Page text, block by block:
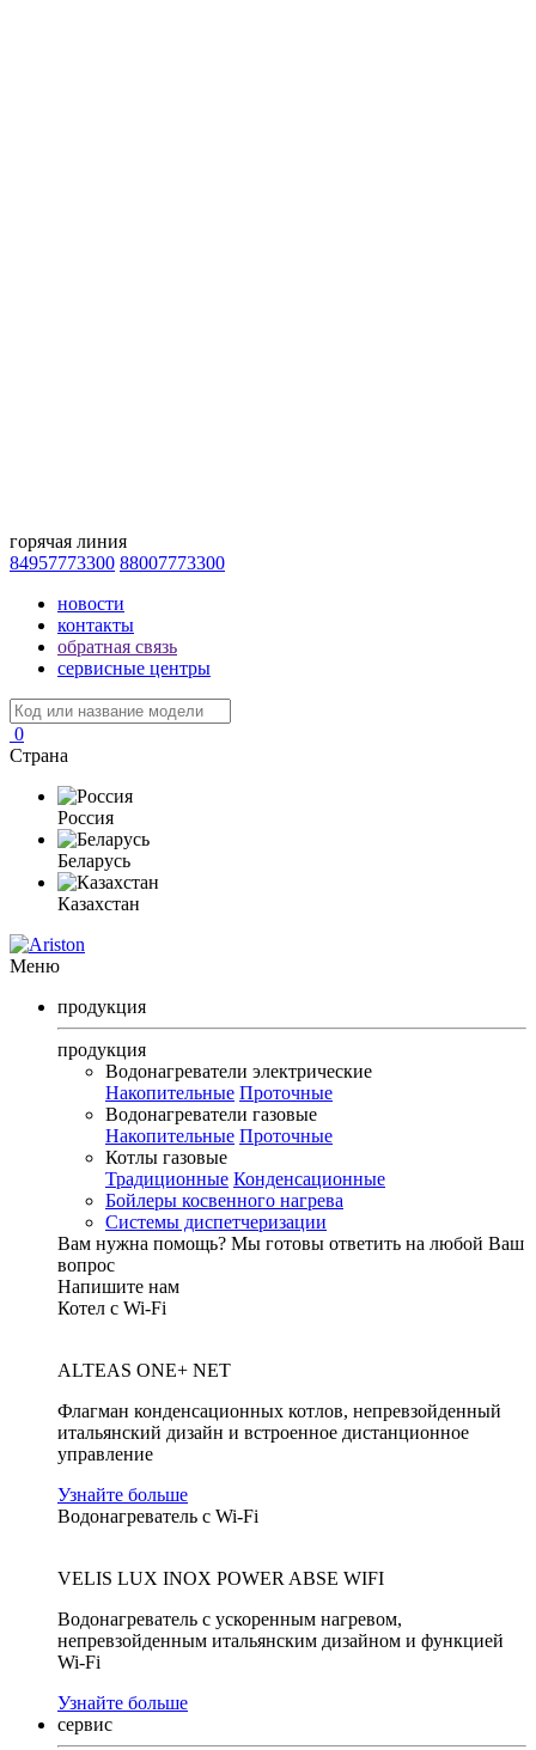
горячая линия
84957773300 88007773300
новости
контакты
обратная связь
сервисные центры
0
Страна
Россия
Беларусь
Казахстан
Меню
продукция
продукция
Водонагреватели электрические
Накопительные Проточные
Водонагреватели газовые
Накопительные Проточные
Котлы газовые
Традиционные Конденсационные
Бойлеры косвенного нагрева
Системы диспетчеризации
Вам нужна помощь? Мы готовы ответить на любой Ваш
вопрос
Напишите нам
Котел с Wi-Fi
ALTEAS ONE+ NET
Флагман конденсационных котлов, непревзойденный
итальянский дизайн и встроенное дистанционное
управление
Узнайте больше
Водонагреватель с Wi-Fi
VELIS LUX INOX POWER ABSE WIFI
Водонагреватель с ускоренным нагревом,
непревзойденным итальянским дизайном и функцией
Wi-Fi
Узнайте больше
сервис